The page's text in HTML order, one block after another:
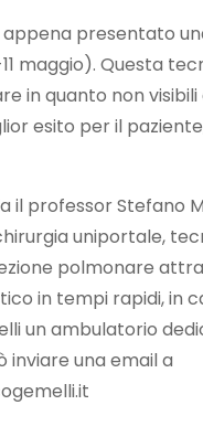
presentato
maggio). Questa
in quanto non visibili
esito per il
il professor
uniportale,
polmonare
in tempi rapidi, in
un ambulatorio
inviare una email a